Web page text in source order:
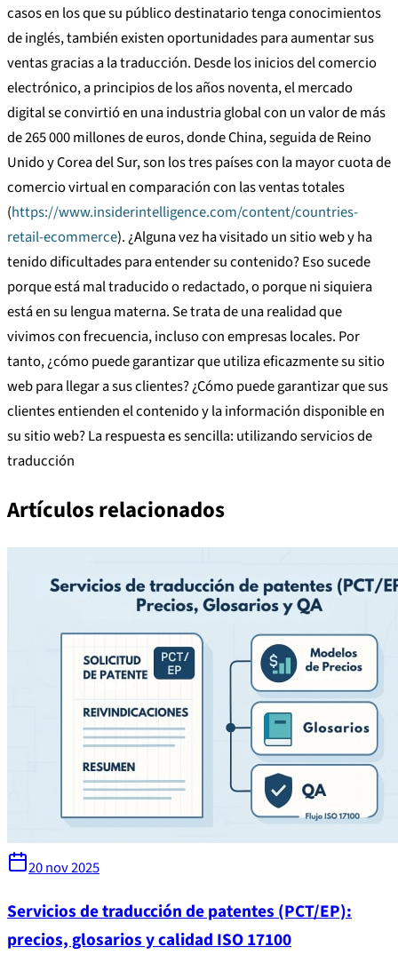
casos en los que su público destinatario tenga conocimientos
de inglés, también existen oportunidades para aumentar sus
ventas gracias a la traducción. Desde los inicios del comercio
electrónico, a principios de los años noventa, el mercado
digital se convirtió en una industria global con un valor de más
de 265 000 millones de euros, donde China, seguida de Reino
Unido y Corea del Sur, son los tres países con la mayor cuota de
comercio virtual en comparación con las ventas totales
(https://www.insiderintelligence.com/content/countries-
retail-ecommerce). ¿Alguna vez ha visitado un sitio web y ha
tenido dificultades para entender su contenido? Eso sucede
porque está mal traducido o redactado, o porque ni siquiera
está en su lengua materna. Se trata de una realidad que
vivimos con frecuencia, incluso con empresas locales. Por
tanto, ¿cómo puede garantizar que utiliza eficazmente su sitio
web para llegar a sus clientes? ¿Cómo puede garantizar que sus
clientes entienden el contenido y la información disponible en
su sitio web? La respuesta es sencilla: utilizando servicios de
traducción
Artículos relacionados
20 nov 2025
Servicios de traducción de patentes (PCT/EP):
precios, glosarios y calidad ISO 17100